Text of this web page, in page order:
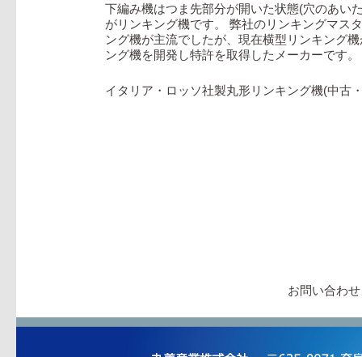
下編み機はつま先部分が開いた状態(穴のあい
がリンキング機です。 弊社のリンキングマス
ング機が主流でしたが、現在横型リンキング
ング機を開発し特許を取得したメーカーです。
イタリア・ロッソ社製丸形リンキング機(中古
お問い合わ